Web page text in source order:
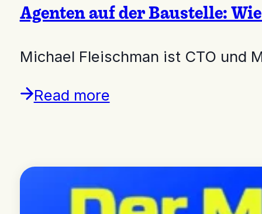
Agenten auf der Baustelle:
Michael Fleischman ist CTO und
Read more